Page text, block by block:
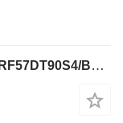
산업기계용 전기 모터 SEW-Eurodrive RF57DT90S4/BMG/TH/AS3H